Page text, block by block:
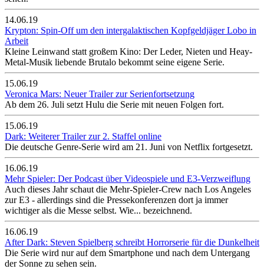
14.06.19
Krypton: Spin-Off um den intergalaktischen Kopfgeldjäger Lobo in
Arbeit
Kleine Leinwand statt großem Kino: Der Leder, Nieten und Heay-
Metal-Musik liebende Brutalo bekommt seine eigene Serie.
15.06.19
Veronica Mars: Neuer Trailer zur Serienfortsetzung
Ab dem 26. Juli setzt Hulu die Serie mit neuen Folgen fort.
15.06.19
Dark: Weiterer Trailer zur 2. Staffel online
Die deutsche Genre-Serie wird am 21. Juni von Netflix fortgesetzt.
16.06.19
Mehr Spieler: Der Podcast über Videospiele und E3-Verzweiflung
Auch dieses Jahr schaut die Mehr-Spieler-Crew nach Los Angeles
zur E3 - allerdings sind die Pressekonferenzen dort ja immer
wichtiger als die Messe selbst. Wie... bezeichnend.
16.06.19
After Dark: Steven Spielberg schreibt Horrorserie für die Dunkelheit
Die Serie wird nur auf dem Smartphone und nach dem Untergang
der Sonne zu sehen sein.